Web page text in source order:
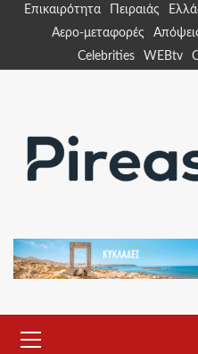
Επικαιρότητα Πειραιάς
Αερο-μεταφορές
Celebrities
WEBtv
Menu